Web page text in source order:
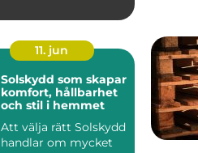
kräver s...
11. jun
Solskydd som skapar
komfort, hållbarhet
och stil i hemmet
Att välja rätt Solskydd
handlar om mycket